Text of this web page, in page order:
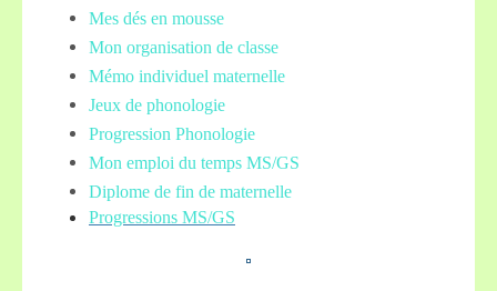
Mes dés en mousse
Mon organisation de classe
Mémo individuel maternelle
Jeux de phonologie
Progression Phonologie
Mon emploi du temps MS/GS
Diplome de fin de maternelle
Progressions MS/GS